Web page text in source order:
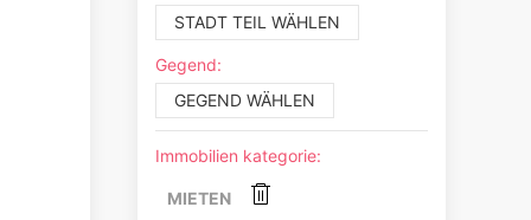
STADT TEIL WÄHLEN
Gegend:
GEGEND WÄHLEN
Immobilien kategorie:
MIETEN